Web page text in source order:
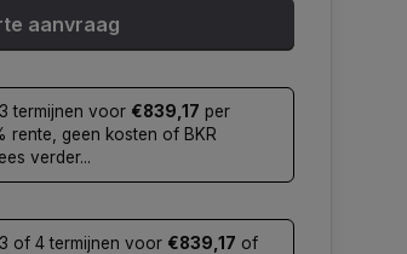
aanvraag
termijnen voor €839,17 per
rente, geen kosten of BKR
verder...
of 4 termijnen voor €839,17 of